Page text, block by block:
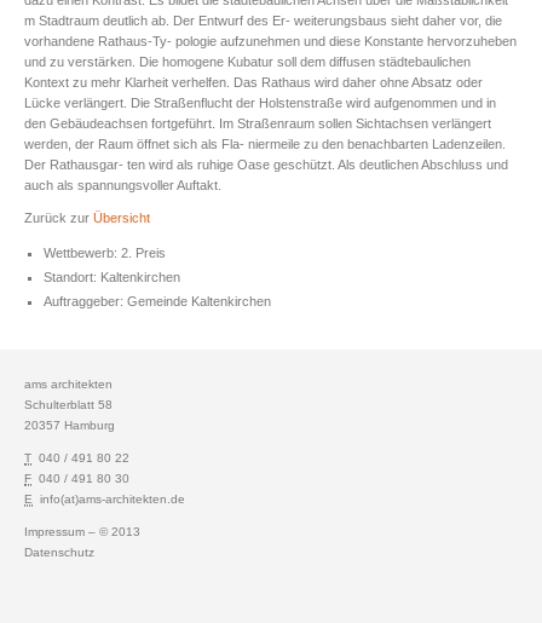
m Stadtraum deutlich ab. Der Entwurf des Er- weiterungsbaus sieht daher vor, die
vorhandene Rathaus-Ty- pologie aufzunehmen und diese Konstante hervorzuheben
und zu verstärken. Die homogene Kubatur soll dem diffusen städtebaulichen
Kontext zu mehr Klarheit verhelfen. Das Rathaus wird daher ohne Absatz oder
Lücke verlängert. Die Straßenflucht der Holstenstraße wird aufgenommen und in
den Gebäudeachsen fortgeführt. Im Straßenraum sollen Sichtachsen verlängert
werden, der Raum öffnet sich als Fla- niermeile zu den benachbarten Ladenzeilen.
Der Rathausgar- ten wird als ruhige Oase geschützt. Als deutlichen Abschluss und
auch als spannungsvoller Auftakt.
Zurück zur Übersicht
Wettbewerb: 2. Preis
Standort: Kaltenkirchen
Auftraggeber: Gemeinde Kaltenkirchen
ams architekten
Schulterblatt 58
20357 Hamburg
T 040 / 491 80 22
F 040 / 491 80 30
E info(at)ams-architekten.de
Impressum – © 2013
Datenschutz